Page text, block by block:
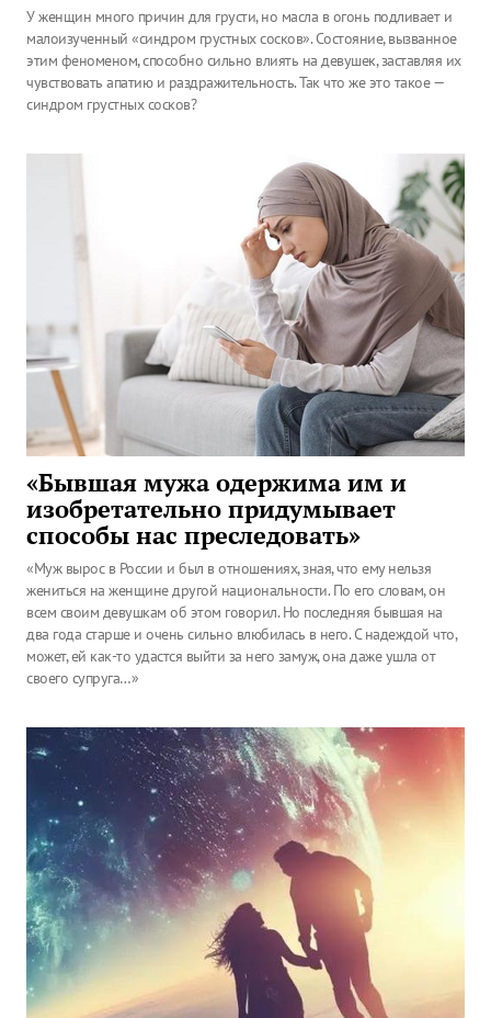
У женщин много причин для грусти, но масла в огонь подливает и
малоизученный «синдром грустных сосков». Состояние, вызванное
этим феноменом, способно сильно влиять на девушек, заставляя их
чувствовать апатию и раздражительность. Так что же это такое —
синдром грустных сосков?
«Бывшая мужа одержима им и
изобретательно придумывает
способы нас преследовать»
«Муж вырос в России и был в отношениях, зная, что ему нельзя
жениться на женщине другой национальности. По его словам, он
всем своим девушкам об этом говорил. Но последняя бывшая на
два года старше и очень сильно влюбилась в него. С надеждой что,
может, ей как-то удастся выйти за него замуж, она даже ушла от
своего супруга…»